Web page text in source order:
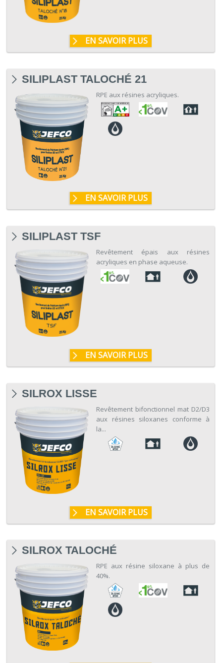
EN SAVOIR PLUS
SILIPLAST TALOCHÉ 21
RPE aux résines acryliques.
EN SAVOIR PLUS
SILIPLAST TSF
Revêtement épais aux résines
acryliques en phase aqueuse.
EN SAVOIR PLUS
SILROX LISSE
Revêtement bifonctionnel mat D2/D3
aux résines siloxanes conforme à
la...
EN SAVOIR PLUS
SILROX TALOCHÉ
RPE aux résine siloxane à plus de
40%.